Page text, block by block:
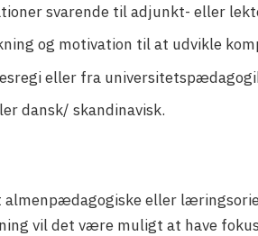
svarende til adjunkt- eller
og motivation til at udvikle
eller fra
dansk/ skandinavisk.
eller
vil det være muligt at have